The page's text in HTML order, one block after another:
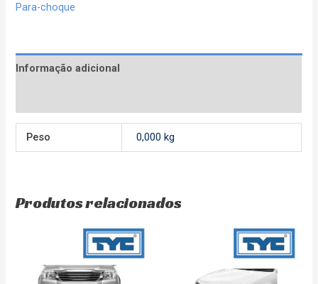
Para-choque
Informação adicional
Peso 0,000 kg
Produtos relacionados